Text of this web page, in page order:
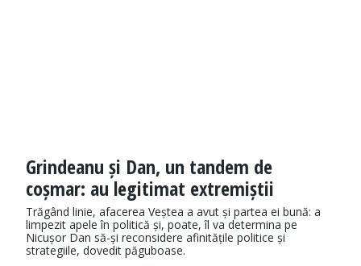
Grindeanu și Dan, un tandem de
coșmar: au legitimat extremiștii
Trăgând linie, afacerea Veștea a avut și partea ei bună: a
limpezit apele în politică și, poate, îl va determina pe
Nicușor Dan să-și reconsidere afinitățile politice și
strategiile, dovedit păguboase.